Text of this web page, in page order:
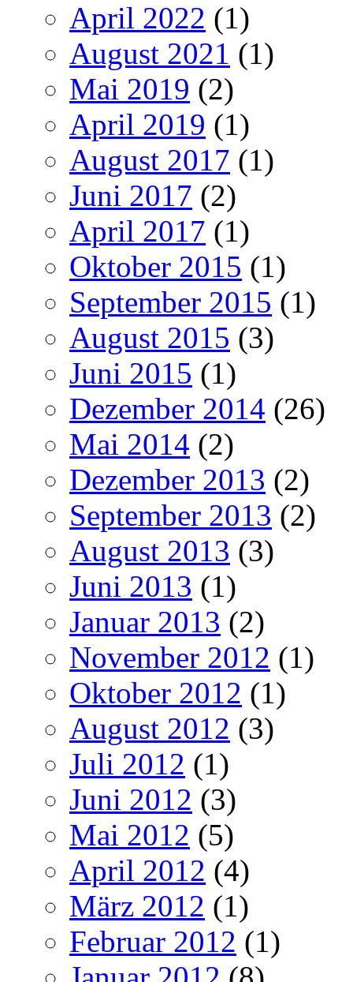
April 2022 (1)
August 2021 (1)
Mai 2019 (2)
April 2019 (1)
August 2017 (1)
Juni 2017 (2)
April 2017 (1)
Oktober 2015 (1)
September 2015 (1)
August 2015 (3)
Juni 2015 (1)
Dezember 2014 (26)
Mai 2014 (2)
Dezember 2013 (2)
September 2013 (2)
August 2013 (3)
Juni 2013 (1)
Januar 2013 (2)
November 2012 (1)
Oktober 2012 (1)
August 2012 (3)
Juli 2012 (1)
Juni 2012 (3)
Mai 2012 (5)
April 2012 (4)
März 2012 (1)
Februar 2012 (1)